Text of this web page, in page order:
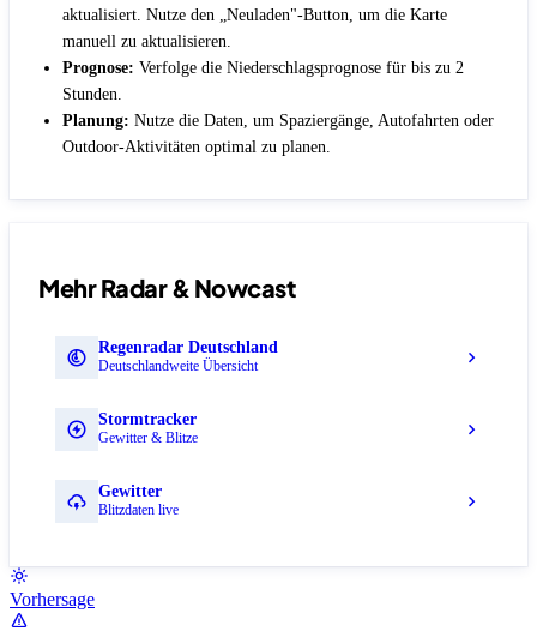
aktualisiert. Nutze den „Neuladen"-Button, um die Karte
manuell zu aktualisieren.
Prognose: Verfolge die Niederschlagsprognose für bis zu 2
Stunden.
Planung: Nutze die Daten, um Spaziergänge, Autofahrten oder
Outdoor-Aktivitäten optimal zu planen.
Mehr Radar & Nowcast
Regenradar Deutschland
Deutschlandweite Übersicht
Stormtracker
Gewitter & Blitze
Gewitter
Blitzdaten live
Vorhersage